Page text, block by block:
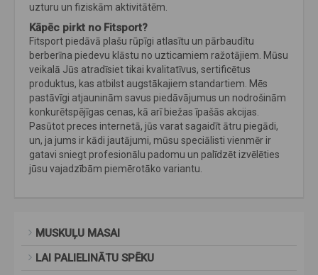
uzturu un fiziskām aktivitātēm.
Kāpēc pirkt no Fitsport?
Fitsport piedāvā plašu rūpīgi atlasītu un pārbaudītu
berberīna piedevu klāstu no uzticamiem ražotājiem. Mūsu
veikalā Jūs atradīsiet tikai kvalitatīvus, sertificētus
produktus, kas atbilst augstākajiem standartiem. Mēs
pastāvīgi atjauninām savus piedāvājumus un nodrošinām
konkurētspējīgas cenas, kā arī biežas īpašās akcijas.
Pasūtot preces internetā, jūs varat sagaidīt ātru piegādi,
un, ja jums ir kādi jautājumi, mūsu speciālisti vienmēr ir
gatavi sniegt profesionālu padomu un palīdzēt izvēlēties
jūsu vajadzībām piemērotāko variantu.
MUSKUĻU MASAI
LAI PALIELINĀTU SPĒKU